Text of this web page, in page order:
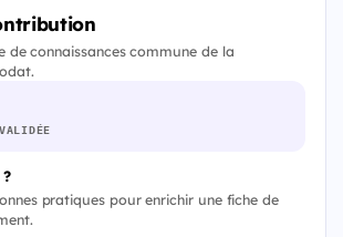
de connaissances commune de la
pratiques pour enrichir une fiche de